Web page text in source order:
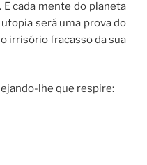
cada mente do planeta
será uma prova do
irrisório fracasso da sua
lhe que respire: